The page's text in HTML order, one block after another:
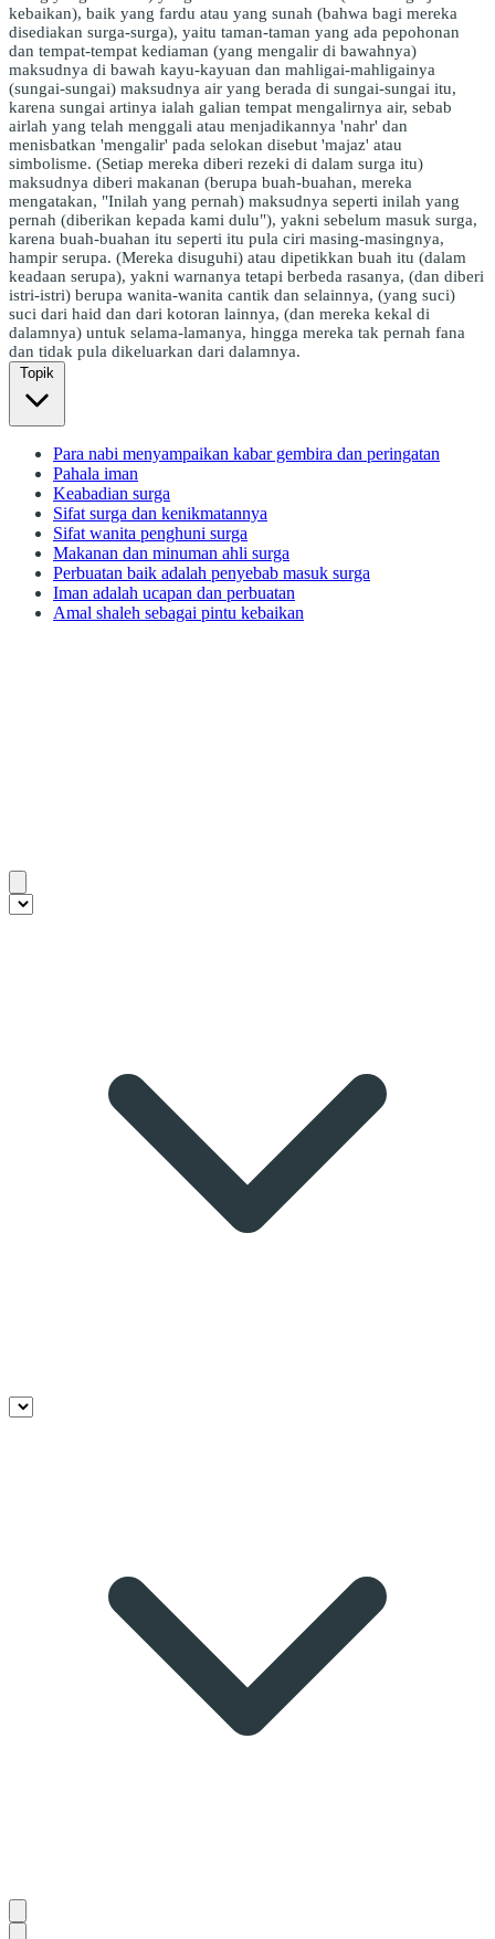
kebaikan), baik yang fardu atau yang sunah (bahwa bagi mereka
disediakan surga-surga), yaitu taman-taman yang ada pepohonan
dan tempat-tempat kediaman (yang mengalir di bawahnya)
maksudnya di bawah kayu-kayuan dan mahligai-mahligainya
(sungai-sungai) maksudnya air yang berada di sungai-sungai itu,
karena sungai artinya ialah galian tempat mengalirnya air, sebab
airlah yang telah menggali atau menjadikannya 'nahr' dan
menisbatkan 'mengalir' pada selokan disebut 'majaz' atau
simbolisme. (Setiap mereka diberi rezeki di dalam surga itu)
maksudnya diberi makanan (berupa buah-buahan, mereka
mengatakan, "Inilah yang pernah) maksudnya seperti inilah yang
pernah (diberikan kepada kami dulu"), yakni sebelum masuk surga,
karena buah-buahan itu seperti itu pula ciri masing-masingnya,
hampir serupa. (Mereka disuguhi) atau dipetikkan buah itu (dalam
keadaan serupa), yakni warnanya tetapi berbeda rasanya, (dan diberi
istri-istri) berupa wanita-wanita cantik dan selainnya, (yang suci)
suci dari haid dan dari kotoran lainnya, (dan mereka kekal di
dalamnya) untuk selama-lamanya, hingga mereka tak pernah fana
dan tidak pula dikeluarkan dari dalamnya.
Topik
Para nabi menyampaikan kabar gembira dan peringatan
Pahala iman
Keabadian surga
Sifat surga dan kenikmatannya
Sifat wanita penghuni surga
Makanan dan minuman ahli surga
Perbuatan baik adalah penyebab masuk surga
Iman adalah ucapan dan perbuatan
Amal shaleh sebagai pintu kebaikan